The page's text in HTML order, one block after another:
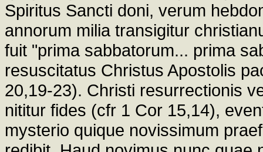
Spiritus Sancti doni, verum
annorum milia transigitur
fuit "prima sabbatorum... prima
resuscitatus Christus Apostolis
20,19-23). Christi resurrectionis
nititur fides (cfr 1 Cor 15,14),
mysterio quique novissimum